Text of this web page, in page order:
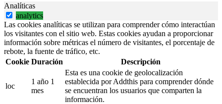
Analíticas
analytics
Las cookies analíticas se utilizan para comprender cómo interactúan
los visitantes con el sitio web. Estas cookies ayudan a proporcionar
información sobre métricas el número de visitantes, el porcentaje de
rebote, la fuente de tráfico, etc.
Cookie Duración Descripción
loc
1 año 1
mes
Esta es una cookie de geolocalización
establecida por Addthis para comprender dónde
se encuentran los usuarios que comparten la
información.